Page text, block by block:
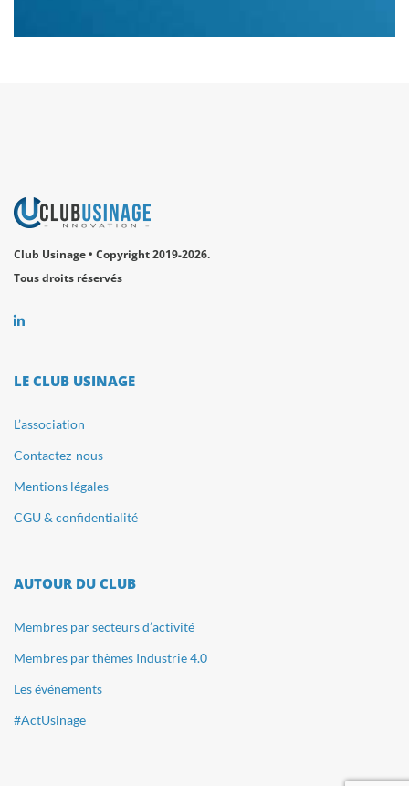
Club Usinage • Copyright 2019-2026.
Tous droits réservés
LE CLUB USINAGE
L’association
Contactez-nous
Mentions légales
CGU & confidentialité
AUTOUR DU CLUB
Membres par secteurs d’activité
Membres par thèmes Industrie 4.0
Les événements
#ActUsinage